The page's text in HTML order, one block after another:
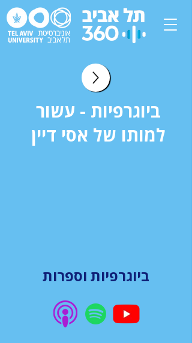
ביוגרפיות - עשור
למותו של אסי דיין
ביוגרפיות וספרות